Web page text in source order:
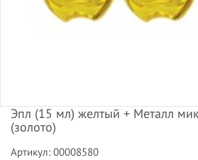
Эпл (15 мл) желтый + Металл
(золото)
Артикул: 00008580